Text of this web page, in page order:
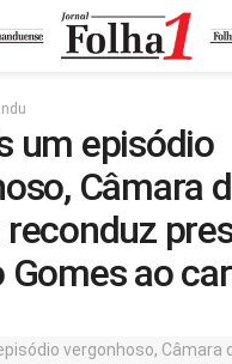
um episódio
Câmara
reconduz
Gomes ao